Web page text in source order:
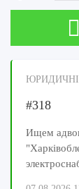
#318
Ищем